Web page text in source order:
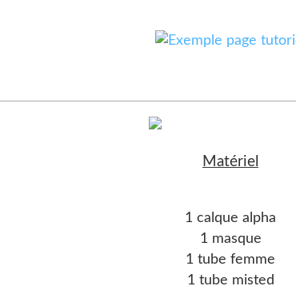
Matériel
1 calque alpha
1 masque
1 tube femme
1 tube misted